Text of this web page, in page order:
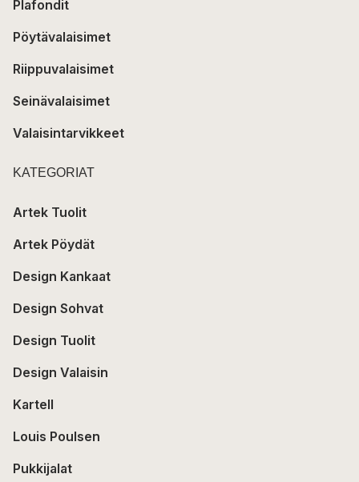
Plafondit
Pöytävalaisimet
Riippuvalaisimet
Seinävalaisimet
Valaisintarvikkeet
KATEGORIAT
Artek Tuolit
Artek Pöydät
Design Kankaat
Design Sohvat
Design Tuolit
Design Valaisin
Kartell
Louis Poulsen
Pukkijalat